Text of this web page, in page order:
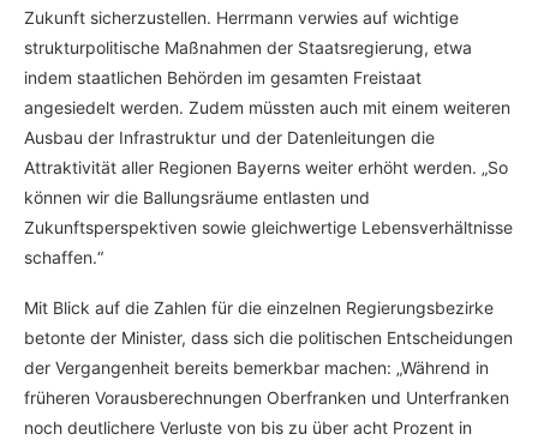
Zukunft sicherzustellen. Herrmann verwies auf wichtige
strukturpolitische Maßnahmen der Staatsregierung, etwa
indem staatlichen Behörden im gesamten Freistaat
angesiedelt werden. Zudem müssten auch mit einem weiteren
Ausbau der Infrastruktur und der Datenleitungen die
Attraktivität aller Regionen Bayerns weiter erhöht werden. „So
können wir die Ballungsräume entlasten und
Zukunftsperspektiven sowie gleichwertige Lebensverhältnisse
schaffen.“
Mit Blick auf die Zahlen für die einzelnen Regierungsbezirke
betonte der Minister, dass sich die politischen Entscheidungen
der Vergangenheit bereits bemerkbar machen: „Während in
früheren Vorausberechnungen Oberfranken und Unterfranken
noch deutlichere Verluste von bis zu über acht Prozent in